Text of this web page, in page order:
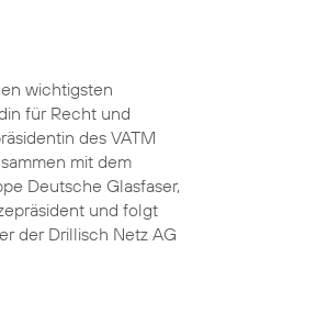
wichtigsten
für Recht und
des VATM
mit dem
Deutsche Glasfaser,
und folgt
der Drillisch Netz AG